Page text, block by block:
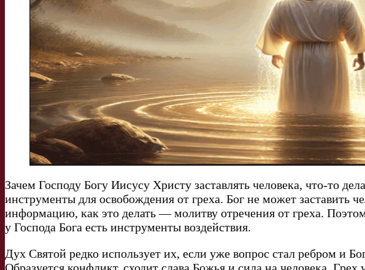
Зачем Господу Богу Иисусу Христу заставлять человека, что-то
инструменты для освобождения от греха. Бог не может заставить
информацию, как это делать — молитву отречения от греха.
у Господа Бога есть инструменты воздействия.
Дух Святой редко использует их, если уже вопрос стал ребром и
Образуется конфликт, сходит слава Божья и сила на человека.